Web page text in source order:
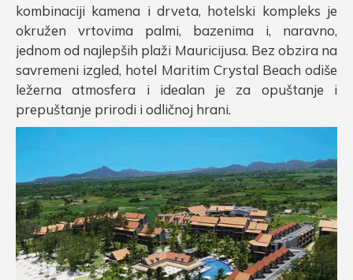
kombinaciji kamena i drveta, hotelski kompleks je
okružen vrtovima palmi, bazenima i, naravno,
jednom od najlepših plaži Mauricijusa. Bez obzira na
savremeni izgled, hotel Maritim Crystal Beach odiše
ležerna atmosfera i idealan je za opuštanje i
prepuštanje prirodi i odličnoj hrani.